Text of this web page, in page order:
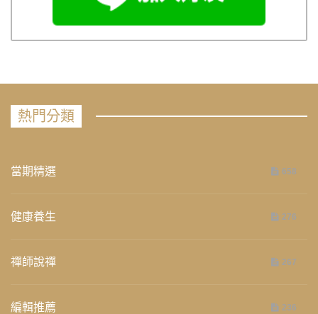
熱門分類
當期精選 658
健康養生 276
禪師說禪 267
編輯推薦 236